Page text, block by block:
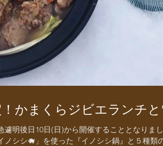
かまくらジビエランチ
明後日10日(日)から開催することとなりまし
シシ🐗」を使った『イノシシ鍋』と５種類